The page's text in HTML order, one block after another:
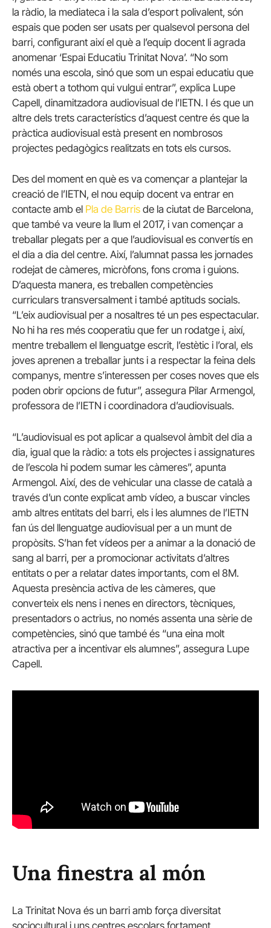
la ràdio, la mediateca i la sala d’esport polivalent, són
espais que poden ser usats per qualsevol persona del
barri, configurant així el què a l’equip docent li agrada
anomenar ‘Espai Educatiu Trinitat Nova’. “No som
només una escola, sinó que som un espai educatiu que
està obert a tothom qui vulgui entrar”, explica Lupe
Capell, dinamitzadora audiovisual de l’IETN. I és que un
altre dels trets característics d’aquest centre és que la
pràctica audiovisual està present en nombrosos
projectes pedagògics realitzats en tots els cursos.
Des del moment en què es va començar a plantejar la
creació de l’IETN, el nou equip docent va entrar en
contacte amb el Pla de Barris de la ciutat de Barcelona,
que també va veure la llum el 2017, i van començar a
treballar plegats per a que l’audiovisual es convertís en
el dia a dia del centre. Així, l’alumnat passa les jornades
rodejat de càmeres, micròfons, fons croma i guions.
D’aquesta manera, es treballen competències
curriculars transversalment i també aptituds socials.
“L’eix audiovisual per a nosaltres té un pes espectacular.
No hi ha res més cooperatiu que fer un rodatge i, així,
mentre treballem el llenguatge escrit, l’estètic i l’oral, els
joves aprenen a treballar junts i a respectar la feina dels
companys, mentre s’interessen per coses noves que els
poden obrir opcions de futur”, assegura Pilar Armengol,
professora de l’IETN i coordinadora d’audiovisuals.
“L’audiovisual es pot aplicar a qualsevol àmbit del dia a
dia, igual que la ràdio: a tots els projectes i assignatures
de l’escola hi podem sumar les càmeres”, apunta
Armengol. Així, des de vehicular una classe de català a
través d’un conte explicat amb vídeo, a buscar vincles
amb altres entitats del barri, els i les alumnes de l’IETN
fan ús del llenguatge audiovisual per a un munt de
propòsits. S’han fet vídeos per a animar a la donació de
sang al barri, per a promocionar activitats d’altres
entitats o per a relatar dates importants, com el 8M.
Aquesta presència activa de les càmeres, que
converteix els nens i nenes en directors, tècniques,
presentadors o actrius, no només assenta una sèrie de
competències, sinó que també és “una eina molt
atractiva per a incentivar els alumnes”, assegura Lupe
Capell.
Una finestra al món
La Trinitat Nova és un barri amb força diversitat